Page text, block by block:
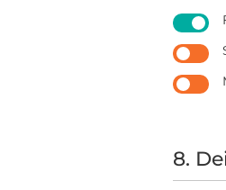
8.